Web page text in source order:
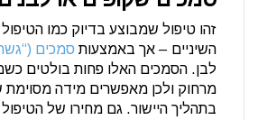
זהו טיפול שמבוצע בדיוק כמו
השיניים – אך באמצעות סמכים
לבן. הסמכים האלו פחות בולטים
מרחוק ולכן מאפשרים מידה מסוימת
בתהליך היישור. גם מחירו של הטיפול